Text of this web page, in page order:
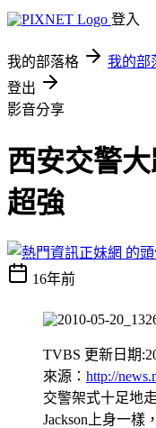
登入
我的部落格 我的部
登出
影音分享
西安交警
超強
16年前
TVBS 更新日期
來源： http://
交警架式十足地
Jackson上身一樣